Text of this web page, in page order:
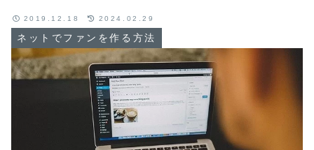
ネットでファンを作る方法
2019.12.18 2024.02.29